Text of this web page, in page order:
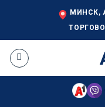
МИНСК,